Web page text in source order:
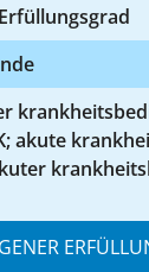
akute